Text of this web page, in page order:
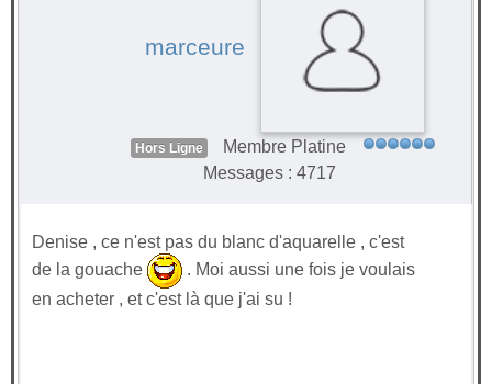
marceure
Hors Ligne
Membre Platine
Messages : 4717
Denise , ce n'est pas du blanc d'aquarelle , c'est
de la gouache
. Moi aussi une fois je voulais
en acheter , et c'est là que j'ai su !